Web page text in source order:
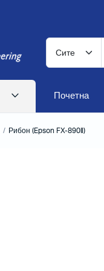
Почетна
Рибон (Epson FX-890II)